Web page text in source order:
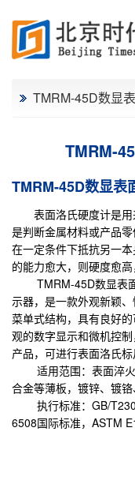
TMRM-45D数显
TMRM-
TMRM-45D数显表
表面洛氏硬度计是用
是判断金属材料或产品
在一定条件下抵抗另一
的能力愈大，则硬度愈高
TMRM-45D数显表
示器，是一款外观新颖
菜单式结构，具有良好
观的数字显示和微机控
产品，可进行表面洛氏标
适用范围：表面淬火
合金等薄板，镀锌、镀
执行标准：GB/
6508国际标准，ASTM